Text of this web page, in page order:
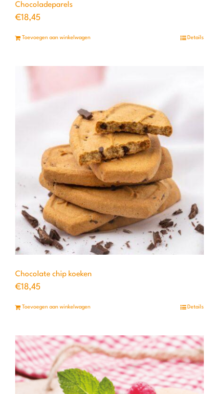
Chocoladeparels
€18,45
Toevoegen aan winkelwagen Details
Chocolate chip koeken
€18,45
Toevoegen aan winkelwagen Details